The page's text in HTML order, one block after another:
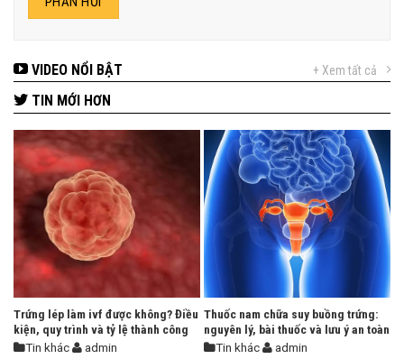
VIDEO NỔI BẬT + Xem tất cả
TIN MỚI HƠN
Trứng lép làm ivf được không? Điều
kiện, quy trình và tỷ lệ thành công
Tin khác
admin
Thuốc nam chữa suy buồng trứng:
nguyên lý, bài thuốc và lưu ý an toàn
Tin khác
admin